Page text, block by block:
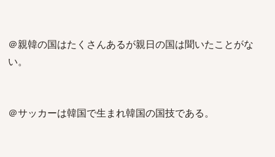
＠親韓の国はたくさんあるが親日の国は聞いたことがな
い。
＠サッカーは韓国で生まれ韓国の国技である。